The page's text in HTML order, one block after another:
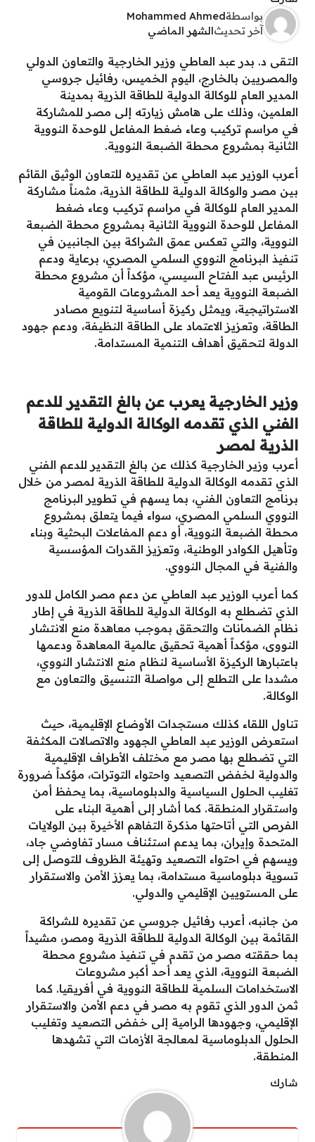
بواسطةMohammed Ahmed
آخر تحديث الشهر الماضي
التقى د. بدر عبد العاطي وزير الخارجية والتعاون الدولي
والمصريين بالخارج، اليوم الخميس، رفائيل جروسي
المدير العام للوكالة الدولية للطاقة الذرية بمدينة
العلمين، وذلك على هامش زيارته إلى مصر للمشاركة
في مراسم تركيب وعاء ضغط المفاعل للوحدة النووية
الثانية بمشروع محطة الضبعة النووية.
أعرب الوزير عبد العاطي عن تقديره للتعاون الوثيق القائم
بين مصر والوكالة الدولية للطاقة الذرية، مثمناً مشاركة
المدير العام للوكالة في مراسم تركيب وعاء ضغط
المفاعل للوحدة النووية الثانية بمشروع محطة الضبعة
النووية، والتي تعكس عمق الشراكة بين الجانبين في
تنفيذ البرنامج النووي السلمي المصري، برعاية ودعم
الرئيس عبد الفتاح السيسي، مؤكداً أن مشروع محطة
الضبعة النووية يعد أحد المشروعات القومية
الاستراتيجية، ويمثل ركيزة أساسية لتنويع مصادر
الطاقة، وتعزيز الاعتماد على الطاقة النظيفة، ودعم جهود
الدولة لتحقيق أهداف التنمية المستدامة.
وزير الخارجية يعرب عن بالغ التقدير للدعم
الفني الذي تقدمه الوكالة الدولية للطاقة
الذرية لمصر
أعرب وزير الخارجية كذلك عن بالغ التقدير للدعم الفني
الذي تقدمه الوكالة الدولية للطاقة الذرية لمصر من خلال
برنامج التعاون الفني، بما يسهم في تطوير البرنامج
النووي السلمي المصري، سواء فيما يتعلق بمشروع
محطة الضبعة النووية، أو دعم المفاعلات البحثية وبناء
وتأهيل الكوادر الوطنية، وتعزيز القدرات المؤسسية
والفنية في المجال النووي.
كما أعرب الوزير عبد العاطي عن دعم مصر الكامل للدور
الذي تضطلع به الوكالة الدولية للطاقة الذرية في إطار
نظام الضمانات والتحقق بموجب معاهدة منع الانتشار
النووى، مؤكداً أهمية تحقيق عالمية المعاهدة ودعمها
باعتبارها الركيزة الأساسية لنظام منع الانتشار النووي،
مشددا على التطلع إلى مواصلة التنسيق والتعاون مع
الوكالة.
تناول اللقاء كذلك مستجدات الأوضاع الإقليمية، حيث
استعرض الوزير عبد العاطي الجهود والاتصالات المكثفة
التي تضطلع بها مصر مع مختلف الأطراف الإقليمية
والدولية لخفض التصعيد واحتواء التوترات، مؤكداً ضرورة
تغليب الحلول السياسية والدبلوماسية، بما يحفظ أمن
واستقرار المنطقة. كما أشار إلى أهمية البناء على
الفرص التي أتاحتها مذكرة التفاهم الأخيرة بين الولايات
المتحدة وإيران، بما يدعم استئناف مسار تفاوضي جاد،
ويسهم في احتواء التصعيد وتهيئة الظروف للتوصل إلى
تسوية دبلوماسية مستدامة، بما يعزز الأمن والاستقرار
على المستويين الإقليمي والدولي.
من جانبه، أعرب رفائيل جروسي عن تقديره للشراكة
القائمة بين الوكالة الدولية للطاقة الذرية ومصر، مشيداً
بما حققته مصر من تقدم في تنفيذ مشروع محطة
الضبعة النووية، الذي يعد أحد أكبر مشروعات
الاستخدامات السلمية للطاقة النووية في أفريقيا. كما
ثمن الدور الذي تقوم به مصر في دعم الأمن والاستقرار
الإقليمي، وجهودها الرامية إلى خفض التصعيد وتغليب
الحلول الدبلوماسية لمعالجة الأزمات التي تشهدها
المنطقة.
شارك